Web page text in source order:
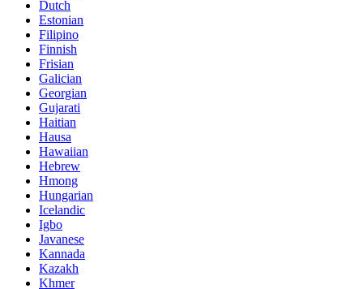
Dutch
Estonian
Filipino
Finnish
Frisian
Galician
Georgian
Gujarati
Haitian
Hausa
Hawaiian
Hebrew
Hmong
Hungarian
Icelandic
Igbo
Javanese
Kannada
Kazakh
Khmer